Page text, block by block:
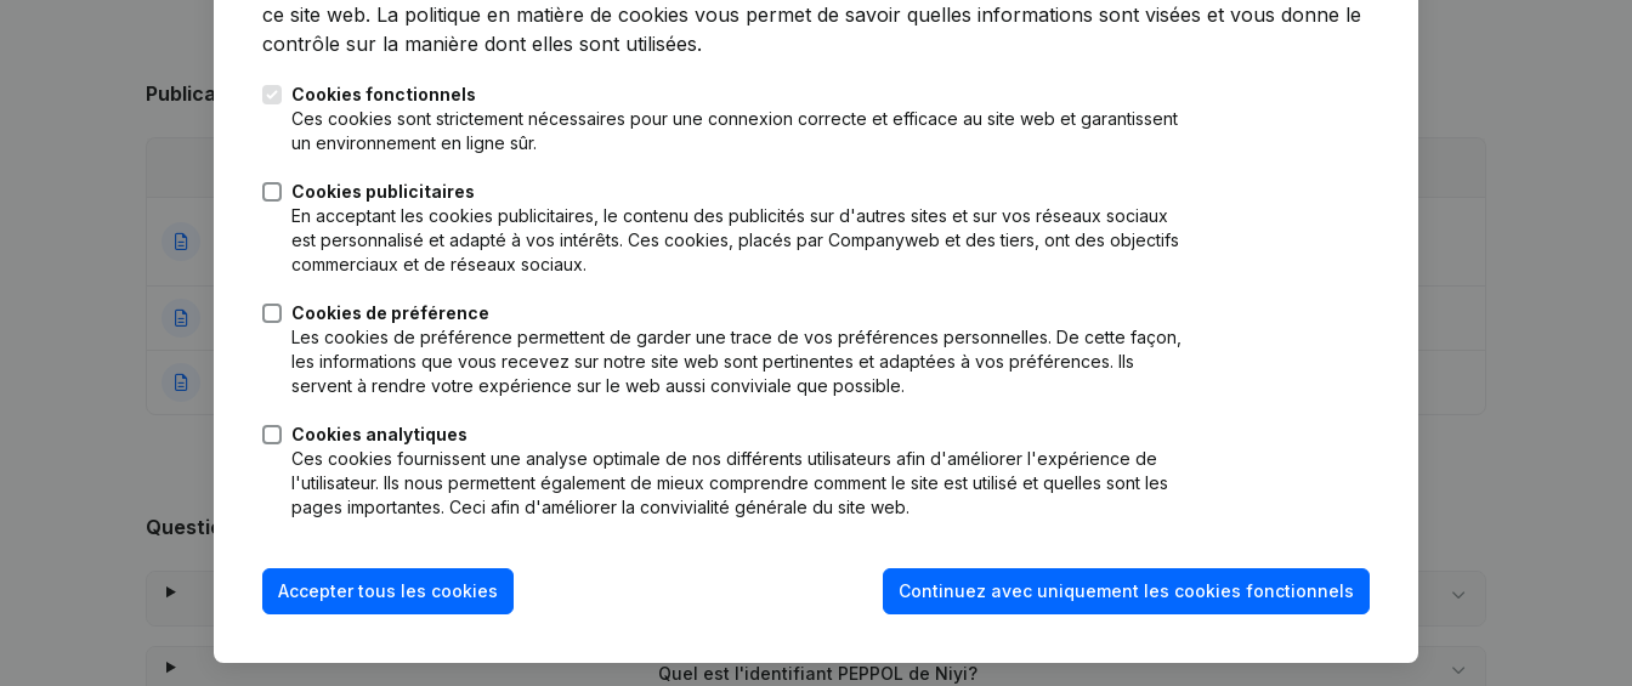
Publicationsde Niyi
04-07-2023
Statuts (Traduction, Coordination, Autres Modifications, …) - Denomination - Siège Social - But - Demissions, Nominations -
Assemblée générale
29-03-2022 Capital, Actions - Demissions, Nominations
07-07-2021 Rubrique Constitution (Nouvelle Personne Morale, Ouverture Succursale, etc...)
Questions fréquemment posées
Quel est le numéro de TVA de Niyi?
Quel est l'identifiant PEPPOL de Niyi?
ce site web. La politique en matière de cookies vous permet de savoir quelles informations sont visées et vous donne le
contrôle sur la manière dont elles sont utilisées.
Cookies fonctionnels
Ces cookies sont strictement nécessaires pour une connexion correcte et efficace au site web et garantissent
un environnement en ligne sûr.
Cookies publicitaires
En acceptant les cookies publicitaires, le contenu des publicités sur d'autres sites et sur vos réseaux sociaux
est personnalisé et adapté à vos intérêts. Ces cookies, placés par Companyweb et des tiers, ont des objectifs
commerciaux et de réseaux sociaux.
Cookies de préférence
Les cookies de préférence permettent de garder une trace de vos préférences personnelles. De cette façon,
les informations que vous recevez sur notre site web sont pertinentes et adaptées à vos préférences. Ils
servent à rendre votre expérience sur le web aussi conviviale que possible.
Cookies analytiques
Ces cookies fournissent une analyse optimale de nos différents utilisateurs afin d'améliorer l'expérience de
l'utilisateur. Ils nous permettent également de mieux comprendre comment le site est utilisé et quelles sont les
pages importantes. Ceci afin d'améliorer la convivialité générale du site web.
Accepter tous les cookies Continuez avec uniquement les cookies fonctionnels